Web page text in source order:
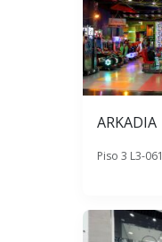
ARKADIA
Piso 3 L3-061